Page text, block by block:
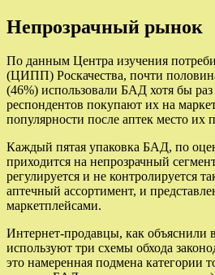
Непрозрачный рынок
По данным Центра изучения
(ЦИПП) Роскачества, почти
(46%) использовали БАД хотя бы
респондентов покупают их на
популярности после аптек место их
Каждый пятая упаковка БАД, по
приходится на непрозрачный
регулируется и не контролируется
аптечный ассортимент, и
маркетплейсами.
Интернет-продавцы, как объяснили
используют три схемы обхода
это намеренная подмена категории